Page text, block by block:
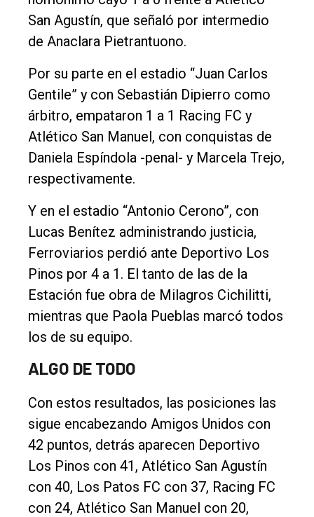
San Agustín, que señaló por intermedio
de Anaclara Pietrantuono.
Por su parte en el estadio “Juan Carlos
Gentile” y con Sebastián Dipierro como
árbitro, empataron 1 a 1 Racing FC y
Atlético San Manuel, con conquistas de
Daniela Espíndola -penal- y Marcela Trejo,
respectivamente.
Y en el estadio “Antonio Cerono”, con
Lucas Benítez administrando justicia,
Ferroviarios perdió ante Deportivo Los
Pinos por 4 a 1. El tanto de las de la
Estación fue obra de Milagros Cichilitti,
mientras que Paola Pueblas marcó todos
los de su equipo.
ALGO DE TODO
Con estos resultados, las posiciones las
sigue encabezando Amigos Unidos con
42 puntos, detrás aparecen Deportivo
Los Pinos con 41, Atlético San Agustín
con 40, Los Patos FC con 37, Racing FC
con 24, Atlético San Manuel con 20,